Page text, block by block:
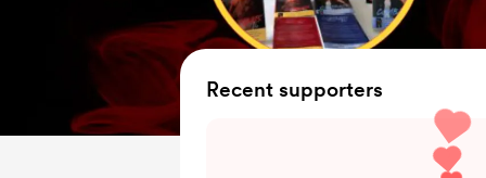
Recent supporters